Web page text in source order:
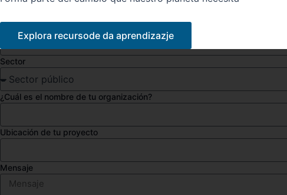
Correo electrónico
Sector
¿Cuál es el nombre de tu organización?
Ubicación de tu proyecto
Mensaje
Explora recursode da aprendizazje